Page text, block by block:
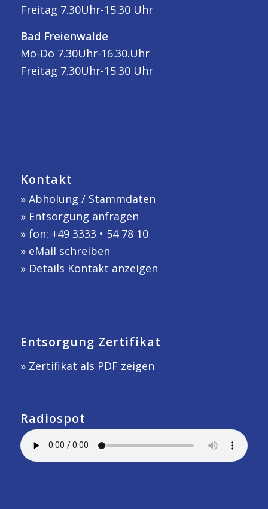
Freitag 7.30Uhr-15.30 Uhr
Bad Freienwalde
Mo-Do 7.30Uhr-16.30.Uhr
Freitag 7.30Uhr-15.30 Uhr
Kontakt
» Abholung / Stammdaten
» Entsorgung anfragen
» fon: +49 3333 • 54 78 10
» eMail schreiben
» Details Kontakt anzeigen
Entsorgung Zertifikat
» Zertifikat als PDF zeigen
Radiospot